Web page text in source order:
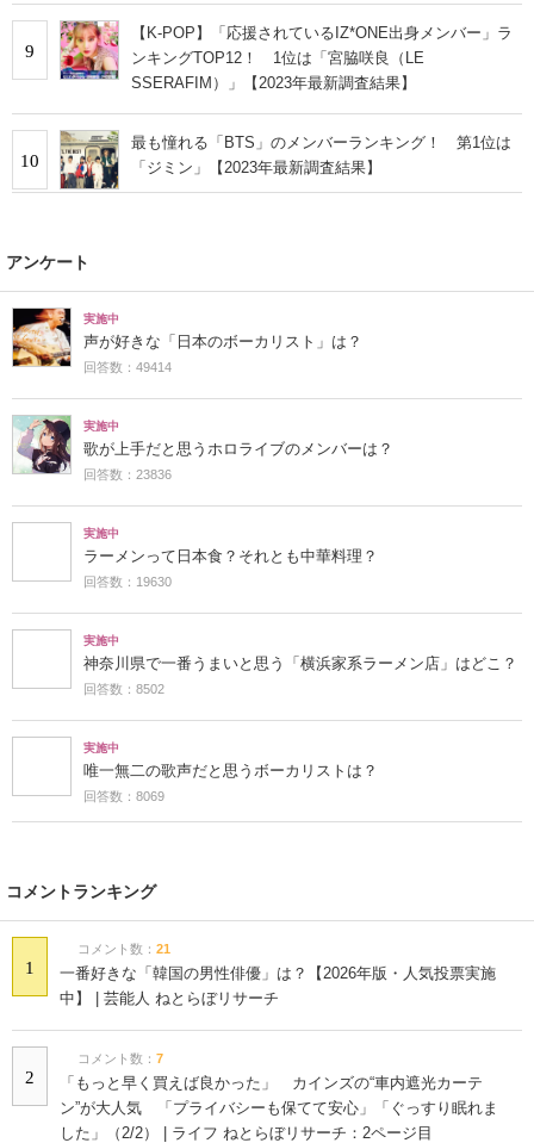
9
【K-POP】「応援されているIZ*ONE出身メンバー」ラ
ンキングTOP12！ 1位は「宮脇咲良（LE
SSERAFIM）」【2023年最新調査結果】
10
最も憧れる「BTS」のメンバーランキング！ 第1位は
「ジミン」【2023年最新調査結果】
アンケート
実施中
声が好きな「日本のボーカリスト」は？
回答数：49414
実施中
歌が上手だと思うホロライブのメンバーは？
回答数：23836
実施中
ラーメンって日本食？それとも中華料理？
回答数：19630
実施中
神奈川県で一番うまいと思う「横浜家系ラーメン店」はどこ？
回答数：8502
実施中
唯一無二の歌声だと思うボーカリストは？
回答数：8069
コメントランキング
1
コメント数： 21
一番好きな「韓国の男性俳優」は？【2026年版・人気投票実施
中】 | 芸能人 ねとらぼリサーチ
2
コメント数： 7
「もっと早く買えば良かった」 カインズの“車内遮光カーテ
ン”が大人気 「プライバシーも保てて安心」「ぐっすり眠れま
した」（2/2） | ライフ ねとらぼリサーチ：2ページ目